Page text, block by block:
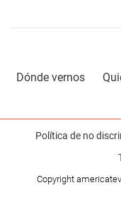
Dónde vernos
Política de no
Copyright